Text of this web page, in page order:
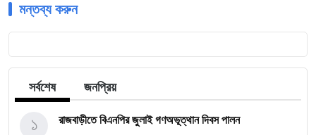
মন্তব্য করুন
সর্বশেষ জনপ্রিয়
রাজবাড়ীতে বিএন‌পির জুলাই গণঅভূত্থান দিবস পালন
১